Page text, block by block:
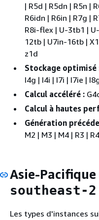
| R5d | R5dn | R5n |
R6idn | R6in | R7g |
R8i-flex | U-3tb1 |
12tb | U7in-16tb |
z1d
Stockage optimisé
I4g | I4i | I7i | I7ie |
Calcul accéléré :
Calcul à hautes
Génération
M2 | M3 | M4 | R3 |
Asie-
southeast-2
Les types d'instances